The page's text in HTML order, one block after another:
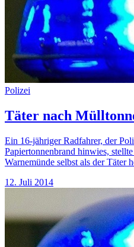
Polizei
Täter nach
Ein 16-jähriger Radfahrer, der
Papiertonnenbrand hinwies,
Warnemünde selbst als der Täter
12. Juli 2014